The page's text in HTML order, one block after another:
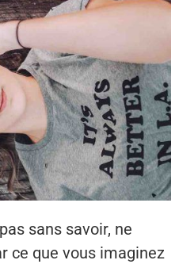
sans savoir, ne
ce que vous imaginez